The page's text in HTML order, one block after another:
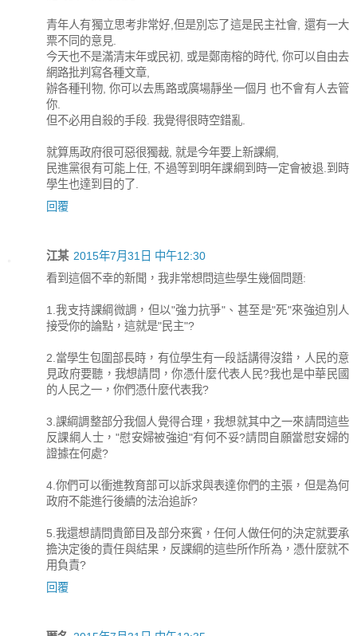
青年人有獨立思考非常好,但是別忘了這是民主社會, 還有一大
票不同的意見.
今天也不是滿清末年或民初, 或是鄭南榕的時代, 你可以自由去
網路批判寫各種文章,
辦各種刊物, 你可以去馬路或廣場靜坐一個月 也不會有人去管
你.
但不必用自殺的手段. 我覺得很時空錯亂.
就算馬政府很可惡很獨裁, 就是今年要上新課綱,
民進黨很有可能上任, 不過等到明年課綱到時一定會被退.到時
學生也達到目的了.
回覆
江某 2015年7月31日 中午12:30
看到這個不幸的新聞，我非常想問這些學生幾個問題:
1.我支持課綱微調，但以"強力抗爭"、甚至是"死"來強迫別人
接受你的論點，這就是"民主"?
2.當學生包圍部長時，有位學生有一段話講得沒錯，人民的意
見政府要聽，我想請問，你憑什麼代表人民?我也是中華民國
的人民之一，你們憑什麼代表我?
3.課綱調整部分我個人覺得合理，我想就其中之一來請問這些
反課綱人士，"慰安婦被強迫"有何不妥?請問自願當慰安婦的
證據在何處?
4.你們可以衝進教育部可以訴求與表達你們的主張，但是為何
政府不能進行後續的法治追訴?
5.我還想請問貴節目及部分來賓，任何人做任何的決定就要承
擔決定後的責任與結果，反課綱的這些所作所為，憑什麼就不
用負責?
回覆